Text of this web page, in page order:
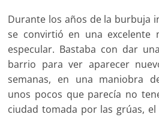
Durante los años de la burbuja
se convirtió en una excelente
especular. Bastaba con dar
barrio para ver aparecer
semanas, en una maniobra
unos pocos que parecía no
ciudad tomada por las grúas,